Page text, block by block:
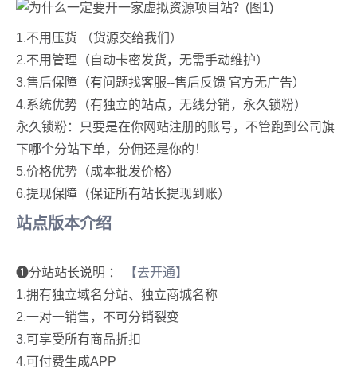
1.不用压货 （货源交给我们）
2.不用管理（自动卡密发货，无需手动维护）
3.售后保障（有问题找客服--售后反馈 官方无广告）
4.系统优势（有独立的站点，无线分销，永久锁粉）
永久锁粉：只要是在你网站注册的账号，不管跑到公司旗
下哪个分站下单，分佣还是你的！
5.价格优势（成本批发价格）
6.提现保障（保证所有站长提现到账）
站点版本介绍
➊分站站长说明 ：
【去开通】
1.拥有独立域名分站、独立商城名称
2.一对一销售，不可分销裂变
3.可享受所有商品折扣
4.可付费生成APP